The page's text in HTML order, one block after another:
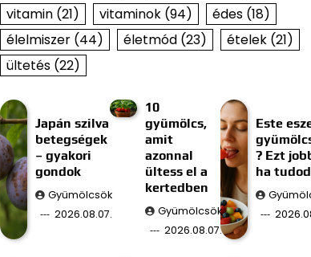
vitamin(21) vitaminok(94) édes(18)
élelmiszer(44) életmód(23) ételek(21)
ültetés(22)
Japán szilva
betegségek
– gyakori
gondok
Gyümölcsök
2026.08.07.
10
gyümölcs,
amit
azonnal
ültess el a
kertedben
Gyümölcsök
2026.08.07.
Este
? Ezt
ha tudod